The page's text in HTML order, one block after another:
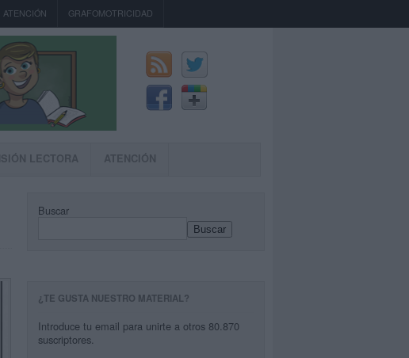
ATENCIÓN GRAFOMOTRICIDAD
LECTORA ATENCIÓN
Buscar
Buscar
¿TE GUSTA NUESTRO MATERIAL?
Introduce tu email para unirte a otros 80.870
suscriptores.